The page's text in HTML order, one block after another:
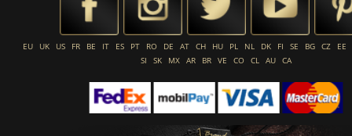
EU UK US FR BE IT ES PT RO DE AT CH HU PL NL DK FI SE BG CZ
EE
SI
SK MX AR BR VE CO CL AU CA